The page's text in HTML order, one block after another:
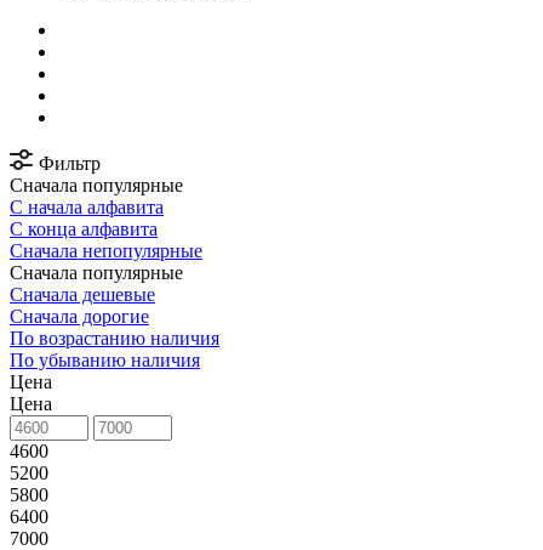
Фильтр
Сначала популярные
С начала алфавита
С конца алфавита
Сначала непопулярные
Сначала популярные
Сначала дешевые
Сначала дорогие
По возрастанию наличия
По убыванию наличия
Цена
Цена
4600
5200
5800
6400
7000